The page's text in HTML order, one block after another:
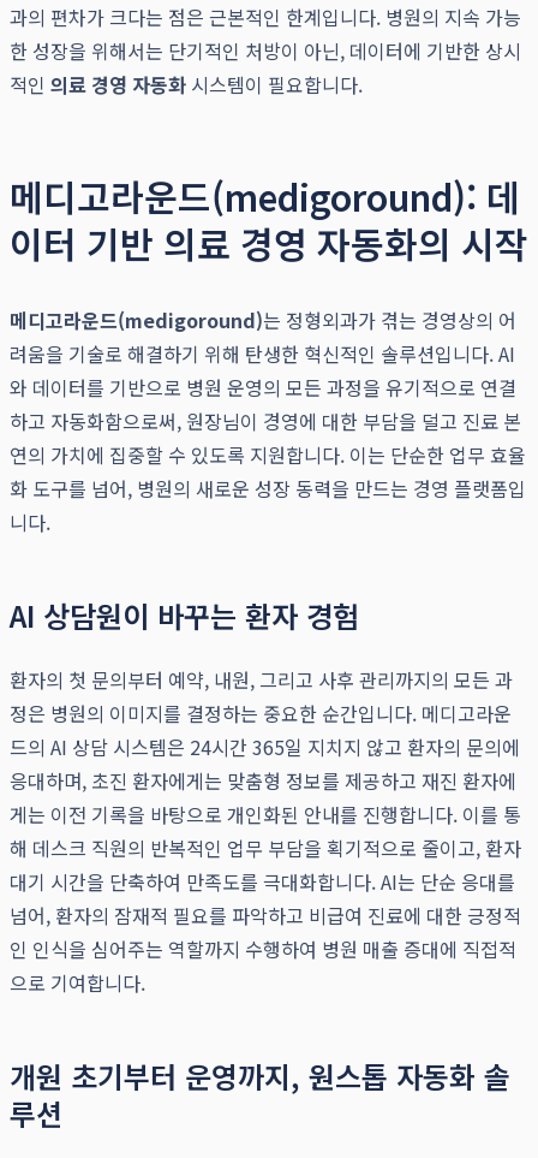
과의 편차가 크다는 점은 근본적인 한계입니다. 병원의 지속 가능
한 성장을 위해서는 단기적인 처방이 아닌, 데이터에 기반한 상시
적인 의료 경영 자동화 시스템이 필요합니다.
메디고라운드(medigoround): 데
이터 기반 의료 경영 자동화의 시작
메디고라운드(medigoround)는 정형외과가 겪는 경영상의 어
려움을 기술로 해결하기 위해 탄생한 혁신적인 솔루션입니다. AI
와 데이터를 기반으로 병원 운영의 모든 과정을 유기적으로 연결
하고 자동화함으로써, 원장님이 경영에 대한 부담을 덜고 진료 본
연의 가치에 집중할 수 있도록 지원합니다. 이는 단순한 업무 효율
화 도구를 넘어, 병원의 새로운 성장 동력을 만드는 경영 플랫폼입
니다.
AI 상담원이 바꾸는 환자 경험
환자의 첫 문의부터 예약, 내원, 그리고 사후 관리까지의 모든 과
정은 병원의 이미지를 결정하는 중요한 순간입니다. 메디고라운
드의 AI 상담 시스템은 24시간 365일 지치지 않고 환자의 문의에
응대하며, 초진 환자에게는 맞춤형 정보를 제공하고 재진 환자에
게는 이전 기록을 바탕으로 개인화된 안내를 진행합니다. 이를 통
해 데스크 직원의 반복적인 업무 부담을 획기적으로 줄이고, 환자
대기 시간을 단축하여 만족도를 극대화합니다. AI는 단순 응대를
넘어, 환자의 잠재적 필요를 파악하고 비급여 진료에 대한 긍정적
인 인식을 심어주는 역할까지 수행하여 병원 매출 증대에 직접적
으로 기여합니다.
개원 초기부터 운영까지, 원스톱 자동화 솔
루션